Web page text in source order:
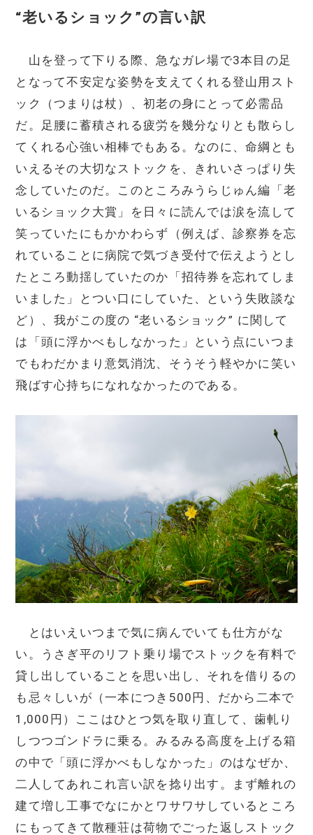
“老いるショック”の言い訳
山を登って下りる際、急なガレ場で3本目の足
となって不安定な姿勢を支えてくれる登山用スト
ック（つまりは杖）、初老の身にとって必需品
だ。足腰に蓄積される疲労を幾分なりとも散らし
てくれる心強い相棒でもある。なのに、命綱とも
いえるその大切なストックを、きれいさっぱり失
念していたのだ。このところみうらじゅん編「老
いるショック大賞」を日々に読んでは涙を流して
笑っていたにもかかわらず（例えば、診察券を忘
れていることに病院で気づき受付で伝えようとし
たところ動揺していたのか「招待券を忘れてしま
いました」とつい口にしていた、という失敗談な
ど）、我がこの度の “老いるショック” に関して
は「頭に浮かべもしなかった」という点にいつま
でもわだかまり意気消沈、そうそう軽やかに笑い
飛ばす心持ちになれなかったのである。
とはいえいつまで気に病んでいても仕方がな
い。うさぎ平のリフト乗り場でストックを有料で
貸し出していることを思い出し、それを借りるの
も忌々しいが（一本につき500円、だから二本で
1,000円）ここはひとつ気を取り直して、歯軋り
しつつゴンドラに乗る。みるみる高度を上げる箱
の中で「頭に浮かべもしなかった」のはなぜか、
二人してあれこれ言い訳を捻り出す。まず離れの
建て増し工事でなにかとワサワサしているところ
にもってきて散種荘は荷物でごった返しストック